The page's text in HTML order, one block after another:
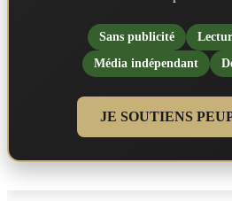
Sans publicité
Média indépendant
JE SOUTIENS